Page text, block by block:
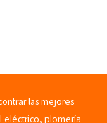
las mejores
eléctrico, plomería